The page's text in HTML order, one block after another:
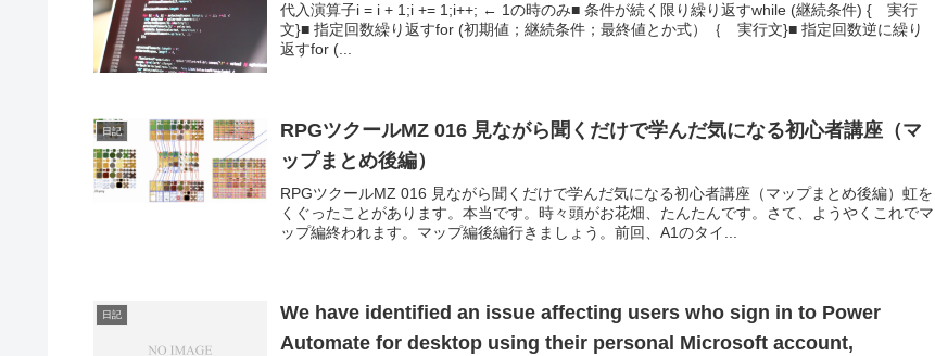
代入演算子i = i + 1;i += 1;i++; ← 1の時のみ■ 条件が続く限り繰り返すwhile (継続条件) { 実行
文}■ 指定回数繰り返すfor (初期値；継続条件；最終値とか式）｛ 実行文}■ 指定回数逆に繰り
返すfor (...
日記
RPGツクールMZ 016 見ながら聞くだけで学んだ気になる初心者講座（マ
ップまとめ後編）
RPGツクールMZ 016 見ながら聞くだけで学んだ気になる初心者講座（マップまとめ後編）虹を
くぐったことがあります。本当です。時々頭がお花畑、たんたんです。さて、ようやくこれでマ
ップ編終われます。マップ編後編行きましょう。前回、A1のタイ...
日記
We have identified an issue affecting users who sign in to Power
Automate for desktop using their personal Microsoft account,